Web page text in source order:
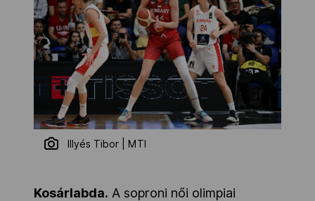
Illyés Tibor | MTI
Kosárlabda. A soproni női olimpiai